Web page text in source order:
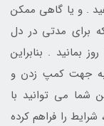
. و یا گاهی ممکن
برای مدتی در دل
بمانید . بنابراین
به جهت کمپ زدن و
شما می توانید با
شرایط را فراهم کرده